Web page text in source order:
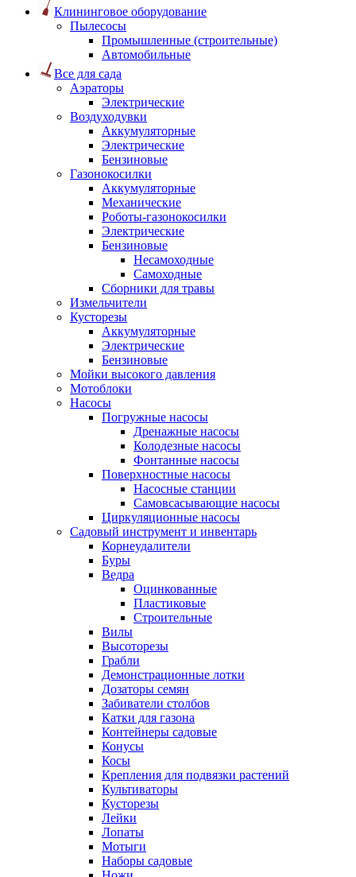
Клининговое оборудование
Пылесосы
Промышленные (строительные)
Автомобильные
Все для сада
Аэраторы
Электрические
Воздуходувки
Аккумуляторные
Электрические
Бензиновые
Газонокосилки
Аккумуляторные
Механические
Роботы-газонокосилки
Электрические
Бензиновые
Несамоходные
Самоходные
Сборники для травы
Измельчители
Кусторезы
Аккумуляторные
Электрические
Бензиновые
Мойки высокого давления
Мотоблоки
Насосы
Погружные насосы
Дренажные насосы
Колодезные насосы
Фонтанные насосы
Поверхностные насосы
Насосные станции
Самовсасывающие насосы
Циркуляционные насосы
Садовый инструмент и инвентарь
Корнеудалители
Буры
Ведра
Оцинкованные
Пластиковые
Строительные
Вилы
Высоторезы
Грабли
Демонстрационные лотки
Дозаторы семян
Забиватели столбов
Катки для газона
Контейнеры садовые
Конусы
Косы
Крепления для подвязки растений
Культиваторы
Кусторезы
Лейки
Лопаты
Мотыги
Наборы садовые